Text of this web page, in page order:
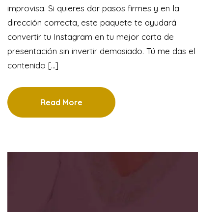
improvisa. Si quieres dar pasos firmes y en la
dirección correcta, este paquete te ayudará
convertir tu Instagram en tu mejor carta de
presentación sin invertir demasiado. Tú me das el
contenido [...]
Read More